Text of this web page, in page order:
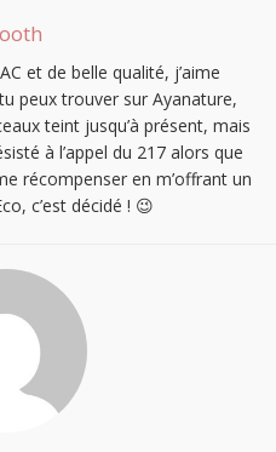
et de belle qualité, j’aime
peux trouver sur Ayanature,
teint jusqu’à présent, mais
à l’appel du 217 alors que
récompenser en m’offrant un
c’est décidé ! 😉